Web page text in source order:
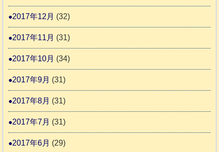
2017年12月 (32)
2017年11月 (31)
2017年10月 (34)
2017年9月 (31)
2017年8月 (31)
2017年7月 (31)
2017年6月 (29)